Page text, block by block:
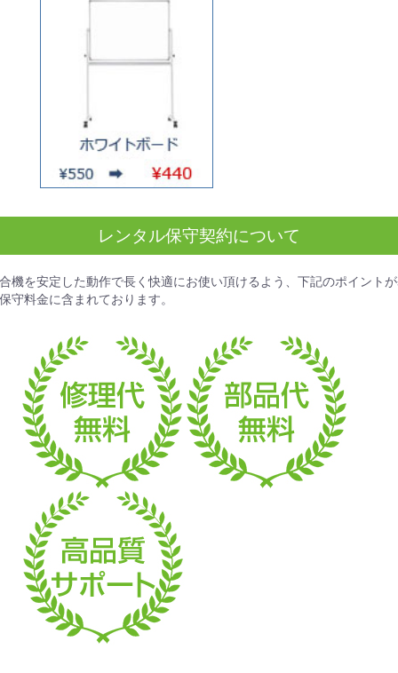
レンタル保守契約について
機を安定した動作で長く快適にお使い頂けるよう、下記のポイントが
守料金に含まれております。